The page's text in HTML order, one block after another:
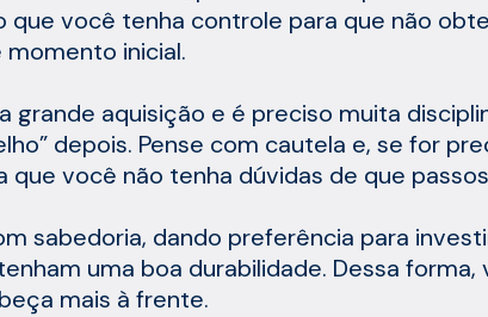
que você tenha controle para que não
inicial.
grande aquisição e é preciso muita
depois. Pense com cautela e, se for
você não tenha dúvidas de que
sabedoria, dando preferência para
uma boa durabilidade. Dessa forma,
mais à frente.